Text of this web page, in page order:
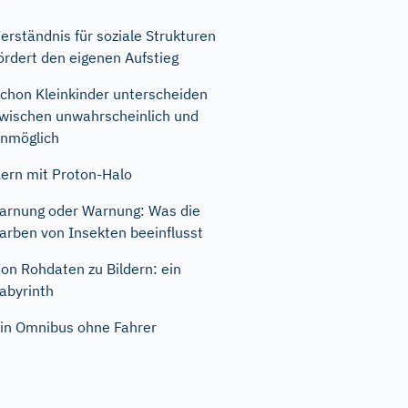
für soziale Strukturen
den eigenen Aufstieg
Kleinkinder unterscheiden
unwahrscheinlich und
mit Proton-Halo
oder Warnung: Was die
von Insekten beeinflusst
Rohdaten zu Bildern: ein
Omnibus ohne Fahrer